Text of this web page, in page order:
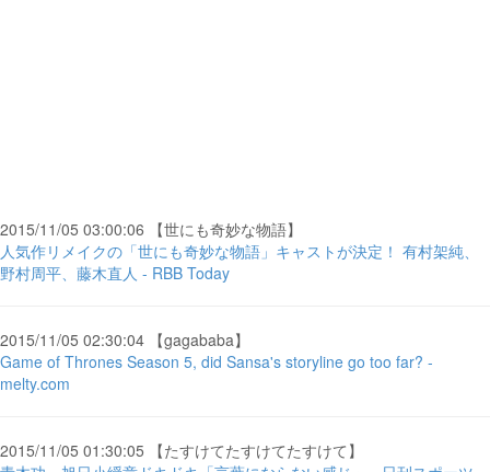
2015/11/05 03:00:06 【世にも奇妙な物語】
人気作リメイクの「世にも奇妙な物語」キャストが決定！ 有村架純、
野村周平、藤木直人 - RBB Today
2015/11/05 02:30:04 【gagababa】
Game of Thrones Season 5, did Sansa's storyline go too far? -
melty.com
2015/11/05 01:30:05 【たすけてたすけてたすけて】